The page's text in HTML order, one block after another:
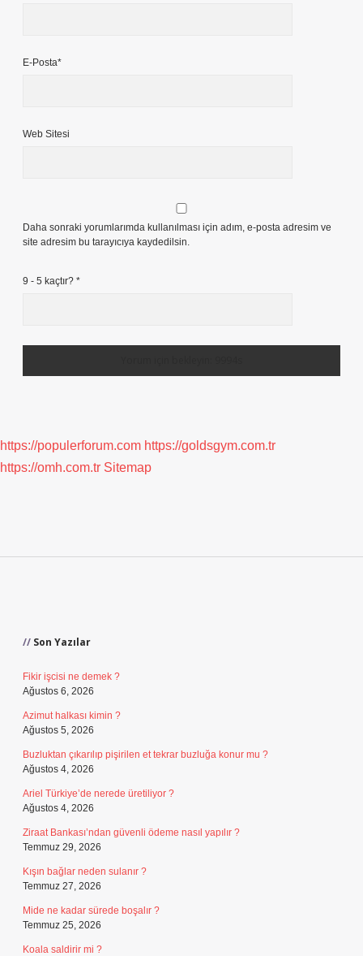
E-Posta*
Web Sitesi
Daha sonraki yorumlarımda kullanılması için adım, e-posta adresim ve
site adresim bu tarayıcıya kaydedilsin.
9 - 5 kaçtır? *
https://populerforum.com https://goldsgym.com.tr
https://omh.com.tr Sitemap
Son Yazılar
Fikir işcisi ne demek ?
Ağustos 6, 2026
Azimut halkası kimin ?
Ağustos 5, 2026
Buzluktan çıkarılıp pişirilen et tekrar buzluğa konur mu ?
Ağustos 4, 2026
Ariel Türkiye’de nerede üretiliyor ?
Ağustos 4, 2026
Ziraat Bankası’ndan güvenli ödeme nasıl yapılır ?
Temmuz 29, 2026
Kışın bağlar neden sulanır ?
Temmuz 27, 2026
Mide ne kadar sürede boşalır ?
Temmuz 25, 2026
Koala saldirir mi ?